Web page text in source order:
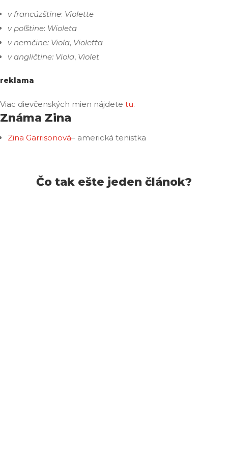
v francúzštine: Violette
v poľštine: Wioleta
v nemčine: Viola, Violetta
v angličtine: Viola, Violet
reklama
Viac dievčenských mien nájdete tu.
Známa Zina
Zina Garrisonová– americká tenistka
Čo tak ešte jeden článok?